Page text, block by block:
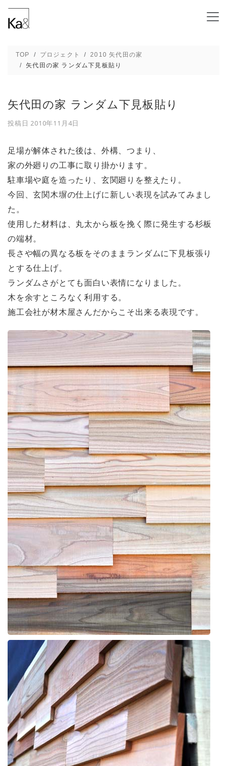
矢代田の家 ランダム下見板貼り - 新潟の建
TOP プロジェクト
2010 矢代田の家
矢代田の家 ランダム下見板貼り
矢代田の家 ランダム下見板貼り
投稿日2010年11月4日
足場が解体された後は、外構、つまり、
家の外廻りの工事に取り掛かります。
駐車場や庭を造ったり、玄関廻りを整えたり。
今回、玄関木塀の仕上げに新しい表現を試みてみまし
た。
使用した材料は、丸太から板を挽く際に発生する杉板
の端材。
長さや幅の異なる板をそのままランダムに下見板張り
とする仕上げ。
ランダムさがとても面白い表情になりました。
木を余すところなく利用する。
施工会社が材木屋さんだからこそ出来る表現です。